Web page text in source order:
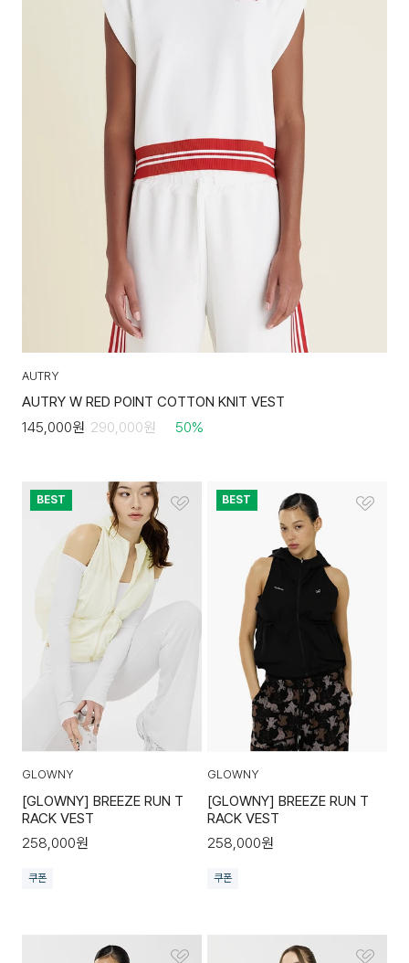
AUTRY
AUTRY W RED POINT COTTON KNIT VEST
145,000원 290,000원 50%
BEST
GLOWNY
[GLOWNY] BREEZE RUN T
RACK VEST
258,000원
쿠폰
BEST
GLOWNY
[GLOWNY] BREEZE RUN T
RACK VEST
258,000원
쿠폰